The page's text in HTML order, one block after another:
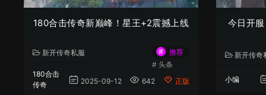
180合击传奇新巅峰！星王+2震撼上线
新开传奇私服 #
推荐
# 头条
180合击
传奇
2025-09-12 642 正版
今日开
新开传奇
小编